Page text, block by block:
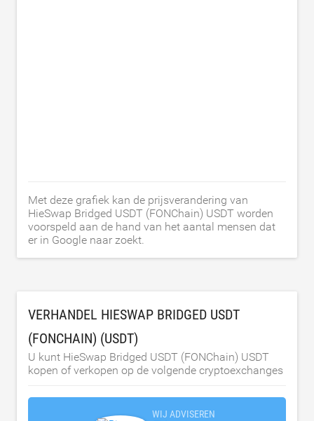
Met deze grafiek kan de prijsverandering van
HieSwap Bridged USDT (FONChain) USDT worden
voorspeld aan de hand van het aantal mensen dat
er in Google naar zoekt.
VERHANDEL HIESWAP BRIDGED USDT
(FONCHAIN) (USDT)
U kunt HieSwap Bridged USDT (FONChain) USDT
kopen of verkopen op de volgende cryptoexchanges
WIJ ADVISEREN